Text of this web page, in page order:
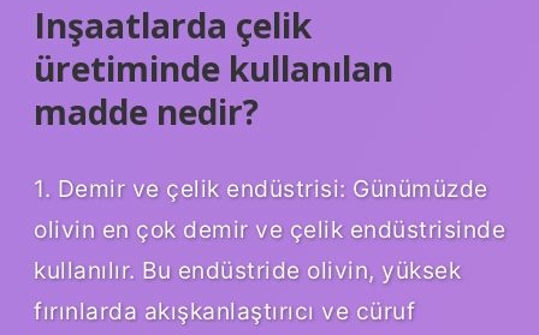
Inşaatlarda çelik
üretiminde kullanılan
madde nedir?
1. Demir ve çelik endüstrisi: Günümüzde
olivin en çok demir ve çelik endüstrisinde
kullanılır. Bu endüstride olivin, yüksek
fırınlarda akışkanlaştırıcı ve cüruf